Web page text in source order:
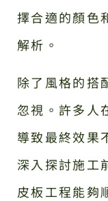
擇合適的顏色
解析。
除了風格的搭
忽視。許多人
導致最終效果
深入探討施工
皮板工程能夠